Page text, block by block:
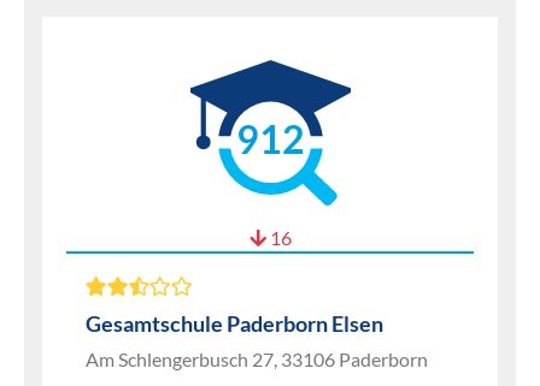
912
16
Gesamtschule Paderborn Elsen
Am Schlengerbusch 27, 33106 Paderborn